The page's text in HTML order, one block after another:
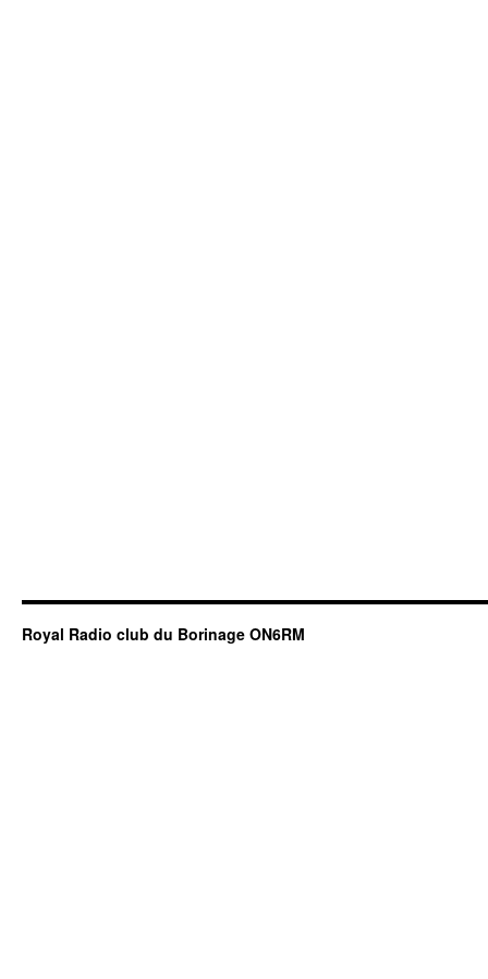
Royal Radio club du Borinage ON6RM